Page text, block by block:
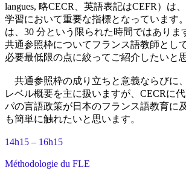
langues, 略CECR、英語表記はCEFR）は
学習において重要な指標となっています
は、30 分という限られた時間ではありま
共通参照枠についてフランス語教師とし
必要最低限の点に絞ってご紹介したいと
共通参照枠の成り立ちと意義ならびに
レベル概要を主に扱いますが、CECRに
パの言語政策が日本のフランス語教育に
も簡単に触れたいと思います。
14h15 – 16h15
Méthodologie du FLE